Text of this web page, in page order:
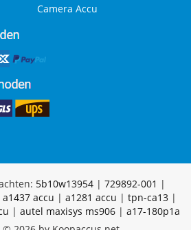
Camera Accu
5b10w13954 | 729892-001 |
a1437 accu | a1281 accu | tpn-ca13|
| autel maxisys ms906| a17-180p1a